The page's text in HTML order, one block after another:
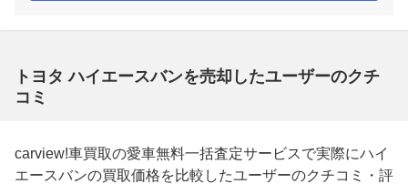
トヨタ ハイエースバンを売却したユーザーのクチ
コミ
carview!車買取の愛車無料一括査定サービスで実際にハイ
エースバンの買取価格を比較したユーザーのクチコミ・評